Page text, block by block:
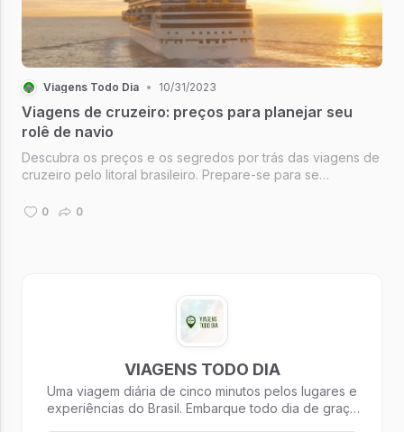
Viagens Todo Dia • 10/31/2023
Viagens de cruzeiro: preços para planejar seu
rolê de navio
Descubra os preços e os segredos por trás das viagens de
cruzeiro pelo litoral brasileiro. Prepare-se para se
0 0
VIAGENS TODO DIA
Uma viagem diária de cinco minutos pelos lugares e
experiências do Brasil. Embarque todo dia de graça